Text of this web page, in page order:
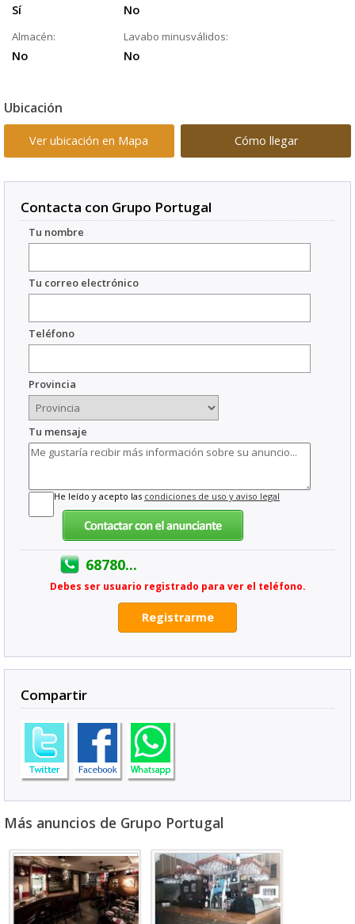
Sí No
Almacén:
No
Lavabo minusválidos:
No
Ubicación
Ver ubicación en Mapa Cómo llegar
Contacta con Grupo Portugal
Tu nombre
Tu correo electrónico
Teléfono
Provincia
Tu mensaje
He leído y acepto las condiciones de uso y aviso legal
68780...
Debes ser usuario registrado para ver el teléfono.
Registrarme
Compartir
Más anuncios de Grupo Portugal